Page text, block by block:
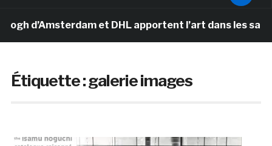
d’Amsterdam et DHL apportent l’art dans les salles
Étiquette :galerie images